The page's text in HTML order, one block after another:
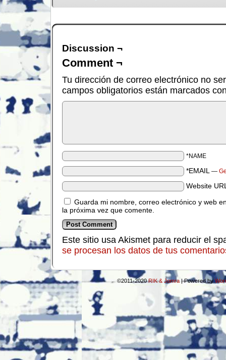
Discussion ¬
Comment ¬
Tu dirección de correo electrónico no
campos obligatorios están marcados
*NAME
*EMAIL —
Website
Guarda mi nombre, correo electrónico y web
la próxima vez que comente.
Este sitio usa Akismet para reducir el
se procesan los datos de tus
©2011-2020RIK & Jomra |Powered by